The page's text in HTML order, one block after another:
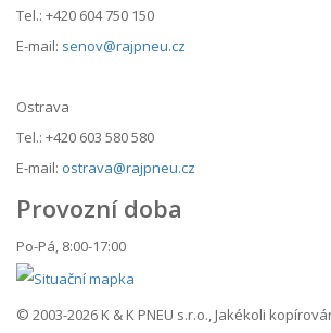
Tel.: +420 604 750 150
E-mail: senov@rajpneu.cz
Ostrava
Tel.: +420 603 580 580
E-mail: ostrava@rajpneu.cz
Provozní doba
Po-Pá, 8:00-17:00
© 2003-2026 K & K PNEU s.r.o., Jakékoli